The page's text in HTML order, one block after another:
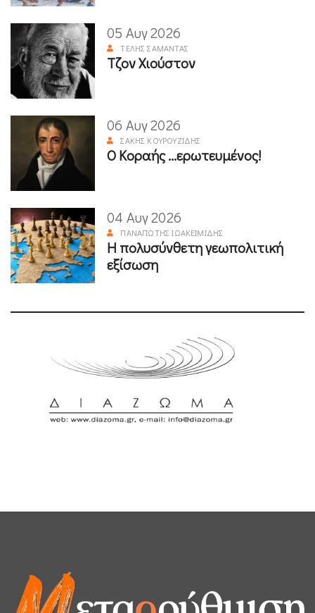
05 Αυγ 2026
ΤΈΛΗΣ ΣΑΜΑΝΤΆΣ
Τζον Χιούστον
06 Αυγ 2026
ΣΆΚΗΣ ΚΟΥΡΟΥΖΊΔΗΣ
Ο Κοραής ...ερωτευμένος!
04 Αυγ 2026
ΠΑΝΑΓΙΏΤΗΣ ΙΩΑΚΕΙΜΊΔΗΣ
Η πολυσύνθετη γεωπολιτική
εξίσωση